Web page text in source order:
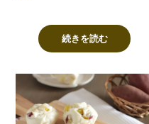
続きを読む